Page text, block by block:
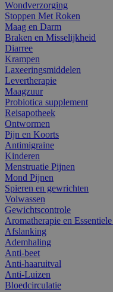
Wondverzorging
Stoppen Met Roken
Maag en Darm
Braken en Misselijkheid
Diarree
Krampen
Laxeeringsmiddelen
Levertherapie
Maagzuur
Probiotica supplement
Reisapotheek
Ontwormen
Pijn en Koorts
Antimigraine
Kinderen
Menstruatie Pijnen
Mond Pijnen
Spieren en gewrichten
Volwassen
Gewichtscontrole
Aromatherapie en
Afslanking
Ademhaling
Anti-beet
Anti-haaruitval
Anti-Luizen
Bloedcirculatie